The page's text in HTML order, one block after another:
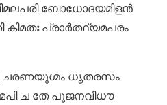
ബോധോദയമിളൻ
കിമതഃ പ്രാർത്ഥ്യമപരം
ചരണയുഗ്മം ധൃതരസം
ച തേ പൂജനവിധൗ